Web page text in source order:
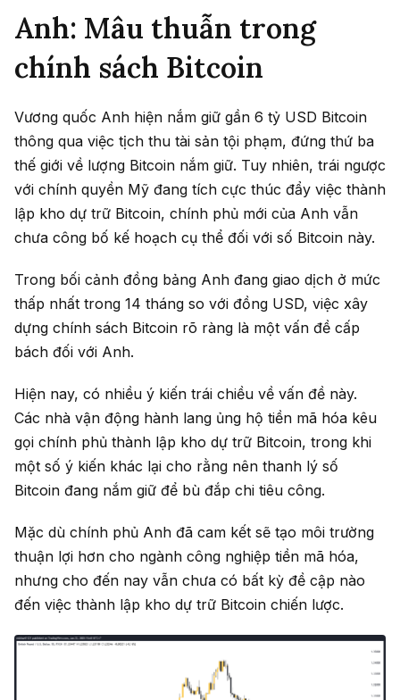
Anh: Mâu thuẫn trong
chính sách Bitcoin
Vương quốc Anh hiện nắm giữ gần 6 tỷ USD Bitcoin
thông qua việc tịch thu tài sản tội phạm, đứng thứ ba
thế giới về lượng Bitcoin nắm giữ. Tuy nhiên, trái ngược
với chính quyền Mỹ đang tích cực thúc đẩy việc thành
lập kho dự trữ Bitcoin, chính phủ mới của Anh vẫn
chưa công bố kế hoạch cụ thể đối với số Bitcoin này.
Trong bối cảnh đồng bảng Anh đang giao dịch ở mức
thấp nhất trong 14 tháng so với đồng USD, việc xây
dựng chính sách Bitcoin rõ ràng là một vấn đề cấp
bách đối với Anh.
Hiện nay, có nhiều ý kiến trái chiều về vấn đề này.
Các nhà vận động hành lang ủng hộ tiền mã hóa kêu
gọi chính phủ thành lập kho dự trữ Bitcoin, trong khi
một số ý kiến khác lại cho rằng nên thanh lý số
Bitcoin đang nắm giữ để bù đắp chi tiêu công.
Mặc dù chính phủ Anh đã cam kết sẽ tạo môi trường
thuận lợi hơn cho ngành công nghiệp tiền mã hóa,
nhưng cho đến nay vẫn chưa có bất kỳ đề cập nào
đến việc thành lập kho dự trữ Bitcoin chiến lược.